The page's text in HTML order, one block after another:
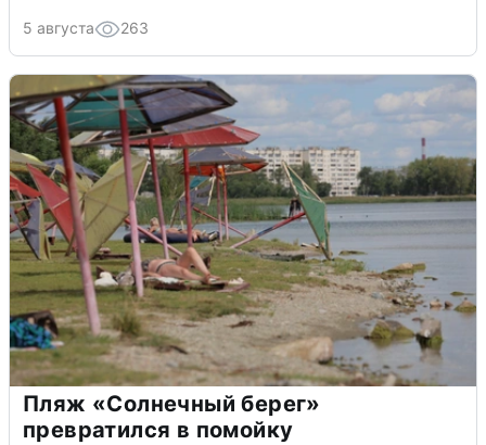
5 августа 263
Пляж «Солнечный берег»
превратился в помойку